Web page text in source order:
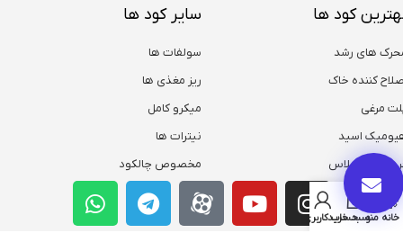
کود ها
های رشد
کننده خاک
مرغی
اسید
ست پلاس
سایر کود ها
سولفات ها
ریز مغذی ها
میکرو کامل
نیترات ها
مخصوص چالکود
خانه منوسبد خرید
حساب کاربری من